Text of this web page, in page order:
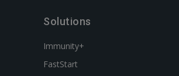
Solutions
Immunity+
FastStart